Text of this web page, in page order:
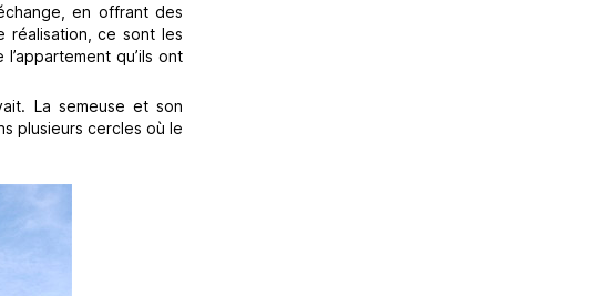
en offrant des
réalisation, ce sont les
qu’ils ont
La semeuse et son
plusieurs cercles où le